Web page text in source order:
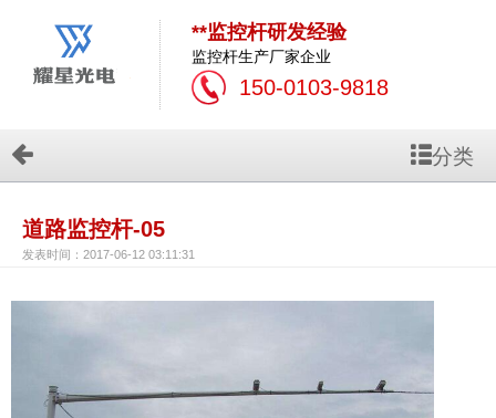
**监控杆研发经验
监控杆生产厂家企业
150-0103-9818
分类
道路监控杆-05
发表时间：2017-06-12 03:11:31